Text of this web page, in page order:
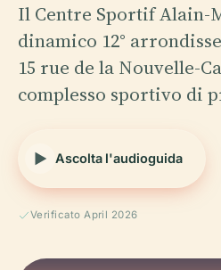
Il Centre Sportif Alain-
dinamico 12°
15 rue de la Nouvelle-
complesso sportivo di
Ascolta l'audioguida
Verificato April 2026